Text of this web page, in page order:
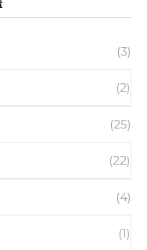
(3)
(2)
(25)
(22)
(4)
(1)